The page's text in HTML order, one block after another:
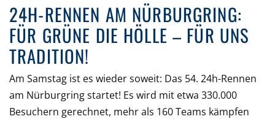
24H-RENNEN AM NÜRBURGRING:
FÜR GRÜNE DIE HÖLLE – FÜR UNS
TRADITION!
Am Samstag ist es wieder soweit: Das 54. 24h-Rennen
am Nürburgring startet! Es wird mit etwa 330.000
Besuchern gerechnet, mehr als 160 Teams kämpfen